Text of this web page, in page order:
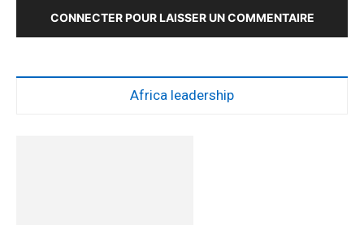
CONNECTER POUR LAISSER UN COMMENTAIRE
Africa leadership